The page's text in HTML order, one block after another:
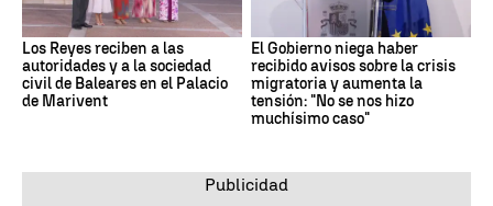
Los Reyes reciben a las
autoridades y a la sociedad
civil de Baleares en el Palacio
de Marivent
El Gobierno niega haber
recibido avisos sobre la crisis
migratoria y aumenta la
tensión: "No se nos hizo
muchísimo caso"